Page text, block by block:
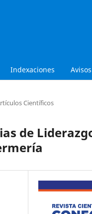
Indexaciones Avisos
Científicos
de